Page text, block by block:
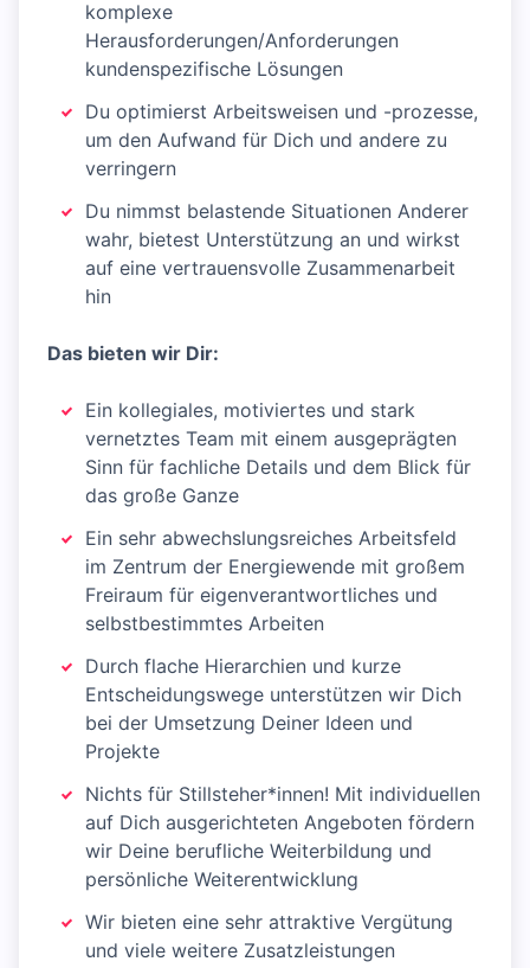
komplexe
Herausforderungen/Anforderungen
kundenspezifische Lösungen
Du optimierst Arbeitsweisen und -prozesse,
um den Aufwand für Dich und andere zu
verringern
Du nimmst belastende Situationen Anderer
wahr, bietest Unterstützung an und wirkst
auf eine vertrauensvolle Zusammenarbeit
hin
Das bieten wir Dir:
Ein kollegiales, motiviertes und stark
vernetztes Team mit einem ausgeprägten
Sinn für fachliche Details und dem Blick für
das große Ganze
Ein sehr abwechslungsreiches Arbeitsfeld
im Zentrum der Energiewende mit großem
Freiraum für eigenverantwortliches und
selbstbestimmtes Arbeiten
Durch flache Hierarchien und kurze
Entscheidungswege unterstützen wir Dich
bei der Umsetzung Deiner Ideen und
Projekte
Nichts für Stillsteher*innen! Mit individuellen
auf Dich ausgerichteten Angeboten fördern
wir Deine berufliche Weiterbildung und
persönliche Weiterentwicklung
Wir bieten eine sehr attraktive Vergütung
und viele weitere Zusatzleistungen